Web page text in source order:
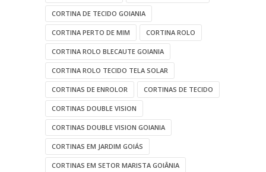
CORTINA DE TECIDO GOIANIA
CORTINA PERTO DE MIM CORTINA ROLO
CORTINA ROLO BLECAUTE GOIANIA
CORTINA ROLO TECIDO TELA SOLAR
CORTINAS DE ENROLOR CORTINAS DE TECIDO
CORTINAS DOUBLE VISION
CORTINAS DOUBLE VISION GOIANIA
CORTINAS EM JARDIM GOIÁS
CORTINAS EM SETOR MARISTA GOIÂNIA